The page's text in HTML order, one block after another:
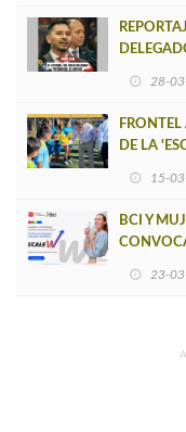
28-
DE LA
15-
BCI Y
23-